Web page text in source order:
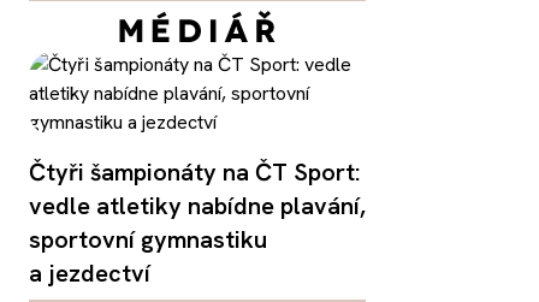
Čtyři šampionáty na ČT Sport:
vedle atletiky nabídne plavání,
sportovní gymnastiku
a jezdectví